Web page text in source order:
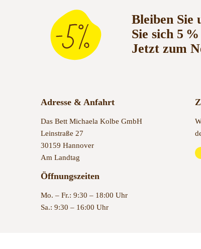
Bleiben Sie
Sie sich 5
Jetzt zum
Adresse & Anfahrt
Das Bett Michaela Kolbe GmbH
Leinstraße 27
30159 Hannover
Am Landtag
Öffnungszeiten
Mo. – Fr.: 9:30 – 18:00 Uhr
Sa.: 9:30 – 16:00 Uhr